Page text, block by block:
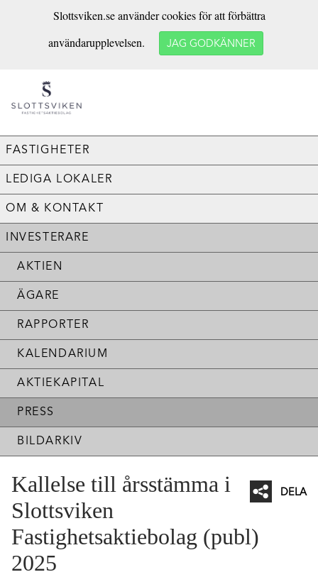
Slottsviken.se använder cookies för att förbättra
användarupplevelsen.
JAG GODKÄNNER
FASTIGHETER
LEDIGA LOKALER
OM & KONTAKT
INVESTERARE
AKTIEN
ÄGARE
RAPPORTER
KALENDARIUM
AKTIEKAPITAL
PRESS
BILDARKIV
DELA
Kallelse till årsstämma i
Slottsviken
Fastighetsaktiebolag (publ)
2025